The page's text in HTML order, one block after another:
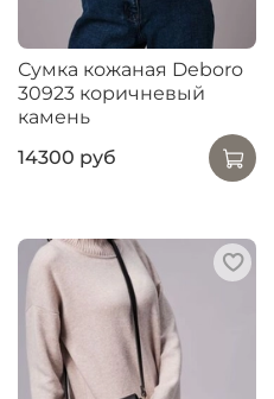
Сумка кожаная Deboro
30923 коричневый
камень
14300 руб